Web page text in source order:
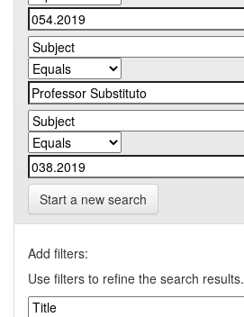
Start a new search
Add filters:
Use filters to refine the search results.